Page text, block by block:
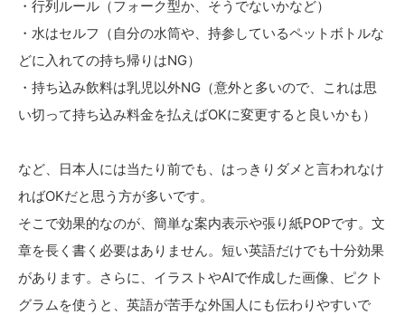
・行列ルール（フォーク型か、そうでないかなど）
・水はセルフ（自分の水筒や、持参しているペットボトルな
どに入れての持ち帰りはNG）
・持ち込み飲料は乳児以外NG（意外と多いので、これは思
い切って持ち込み料金を払えばOKに変更すると良いかも）
など、日本人には当たり前でも、はっきりダメと言われなけ
ればOKだと思う方が多いです。
そこで効果的なのが、簡単な案内表示や張り紙POPです。文
章を長く書く必要はありません。短い英語だけでも十分効果
があります。さらに、イラストやAIで作成した画像、ピクト
グラムを使うと、英語が苦手な外国人にも伝わりやすいで